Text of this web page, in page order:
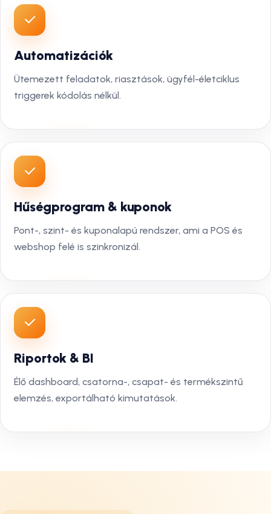
Automatizációk
Ütemezett feladatok, riasztások, ügyfél-életciklus
triggerek kódolás nélkül.
Hűségprogram & kuponok
Pont-, szint- és kuponalapú rendszer, ami a POS és
webshop felé is szinkronizál.
Riportok & BI
Élő dashboard, csatorna-, csapat- és termékszintű
elemzés, exportálható kimutatások.